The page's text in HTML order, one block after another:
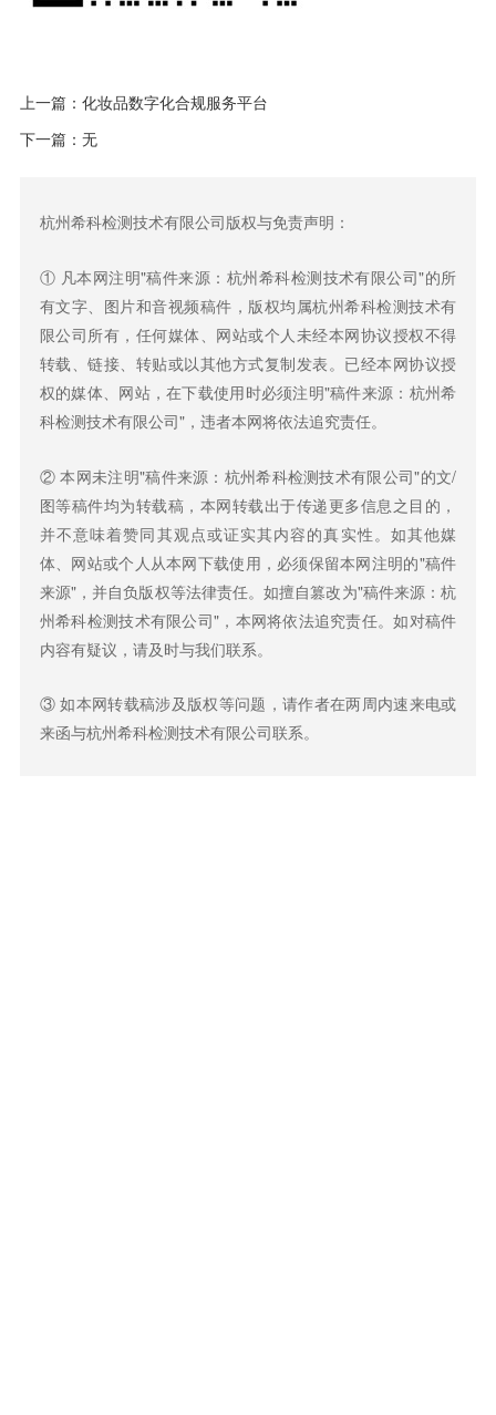
上一篇： 化妆品数字化合规服务平台
下一篇：无
杭州希科检测技术有限公司版权与免责声明：
① 凡本网注明"稿件来源：杭州希科检测技术有限公司"的所
有文字、图片和音视频稿件，版权均属杭州希科检测技术有
限公司所有，任何媒体、网站或个人未经本网协议授权不得
转载、链接、转贴或以其他方式复制发表。已经本网协议授
权的媒体、网站，在下载使用时必须注明"稿件来源：杭州希
科检测技术有限公司"，违者本网将依法追究责任。
② 本网未注明"稿件来源：杭州希科检测技术有限公司"的文/
图等稿件均为转载稿，本网转载出于传递更多信息之目的，
并不意味着赞同其观点或证实其内容的真实性。如其他媒
体、网站或个人从本网下载使用，必须保留本网注明的"稿件
来源"，并自负版权等法律责任。如擅自篡改为"稿件来源：杭
州希科检测技术有限公司"，本网将依法追究责任。如对稿件
内容有疑议，请及时与我们联系。
③ 如本网转载稿涉及版权等问题，请作者在两周内速来电或
来函与杭州希科检测技术有限公司联系。